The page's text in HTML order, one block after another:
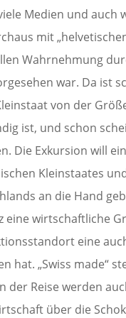
Medien und auch
mit
Wahrnehmung
war. Da ist
von der
ist, und schon
Die Exkursion will
Kleinstaates
an die Hand
eine wirtschaftliche
eine
hat. „Swiss made“
der Reise werden
über die